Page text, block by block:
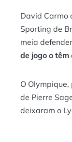
David Carmo
Sporting de
meia
de jogo o
O
de Pierre
deixaram o